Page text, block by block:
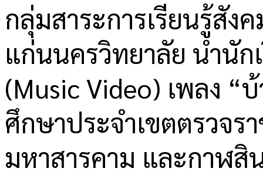
กลุ่มสาระการเรียนรู้สัง
แก่นนครวิทยาลัย นำนัก
(Music Video) เพลง
ศึกษาประจำเขตตรวจร
มหาสารคาม และกาฬสิ